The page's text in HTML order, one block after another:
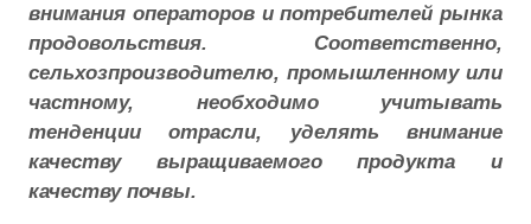
внимания операторов и потребителей рынка
продовольствия. Соответственно,
сельхозпроизводителю, промышленному или
частному, необходимо учитывать
тенденции отрасли, уделять внимание
качеству выращиваемого продукта и
качеству почвы.